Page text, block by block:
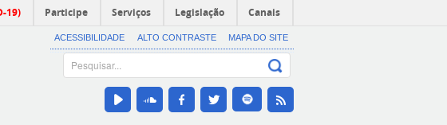
19) Participe Serviços Legislação Canais
ACESSIBILIDADE ALTO CONTRASTE MAPA DO SITE